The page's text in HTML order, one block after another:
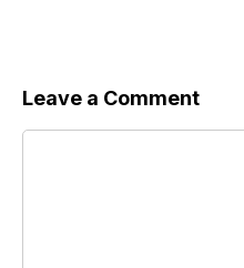
Leave a Comment